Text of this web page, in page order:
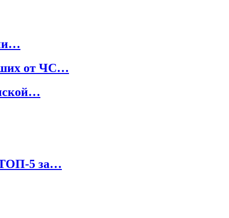
от ЧС…
ТОП-5 за…